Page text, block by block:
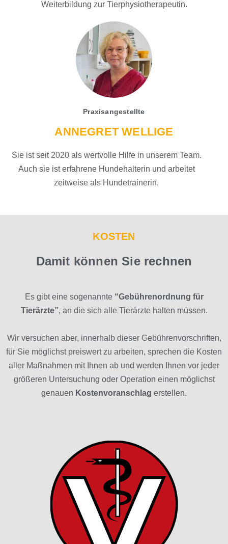
Weiterbildung zur Tierphysiotherapeutin.
Praxisangestellte
ANNEGRET WELLIGE
Sie ist seit 2020 als wertvolle Hilfe in unserem Team.
Auch sie ist erfahrene Hundehalterin und arbeitet
zeitweise als Hundetrainerin.
KOSTEN
Damit können Sie rechnen
Es gibt eine sogenannte “Gebührenordnung für
Tierärzte”, an die sich alle Tierärzte halten müssen.
Wir versuchen aber, innerhalb dieser Gebührenvorschriften,
für Sie möglichst preiswert zu arbeiten, sprechen die Kosten
aller Maßnahmen mit Ihnen ab und werden Ihnen vor jeder
größeren Untersuchung oder Operation einen möglichst
genauen Kostenvoranschlag erstellen.